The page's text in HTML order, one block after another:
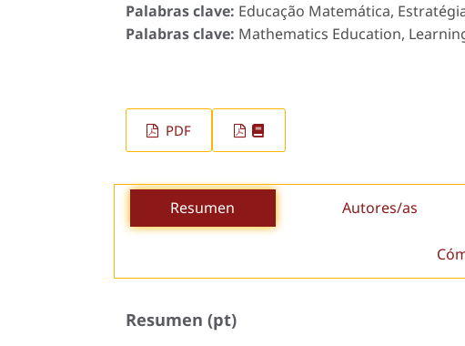
Palabras clave: Educação Matemática,
Palabras clave: Mathematics Education,
PDF
Resumen Autores/as
Resumen (pt)